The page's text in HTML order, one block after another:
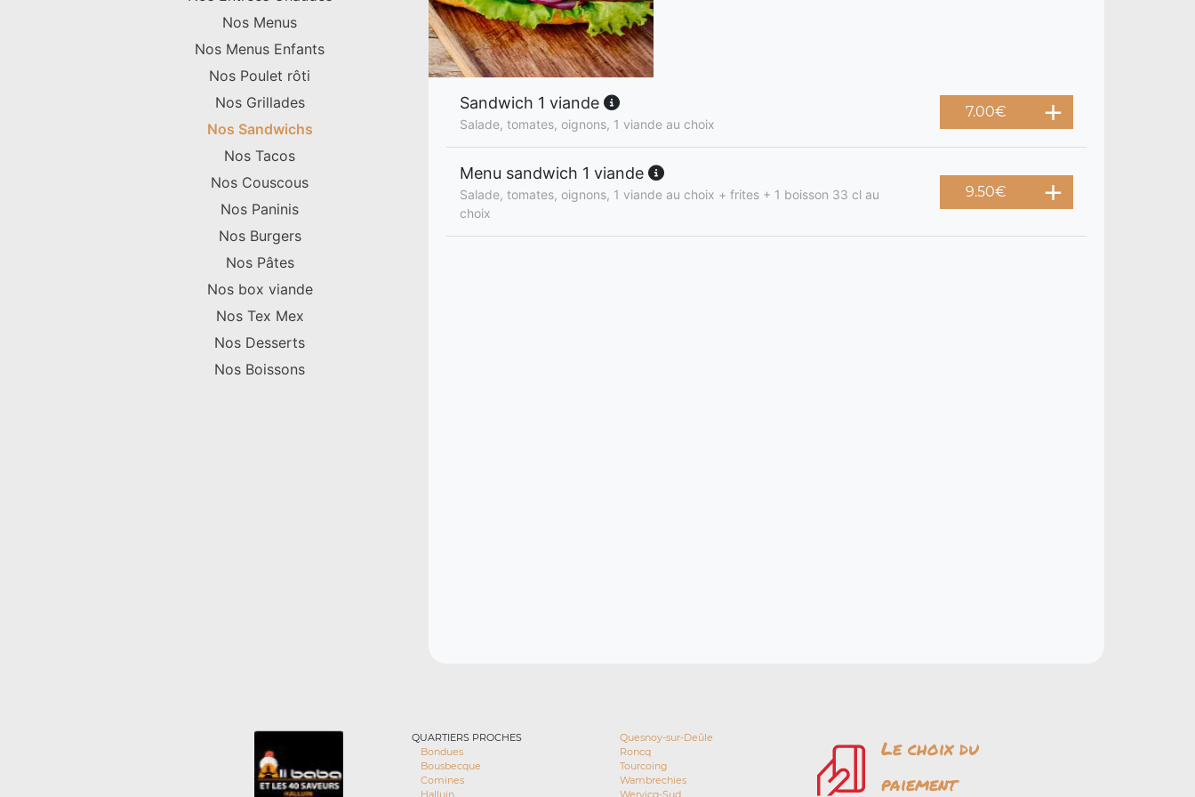
Nos Menus
Nos Menus Enfants
Nos Poulet rôti
Nos Grillades
Nos Sandwichs
Nos Tacos
Nos Couscous
Nos Paninis
Nos Burgers
Nos Pâtes
Nos box viande
Nos Tex Mex
Nos Desserts
Nos Boissons
Sandwich 1 viande
Salade, tomates, oignons, 1 viande au choix
7.00€
Menu sandwich 1 viande
Salade, tomates, oignons, 1 viande au choix + frites + 1 boisson 33 cl au
choix
9.50€
QUARTIERS PROCHES
Bondues
Bousbecque
Comines
Halluin
Quesnoy-sur-Deûle
Roncq
Tourcoing
Wambrechies
Wervicq-Sud
Le choix du
paiement